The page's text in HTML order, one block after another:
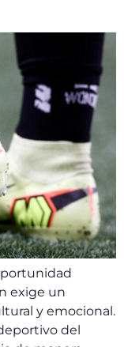
exige un
y emocional.
del